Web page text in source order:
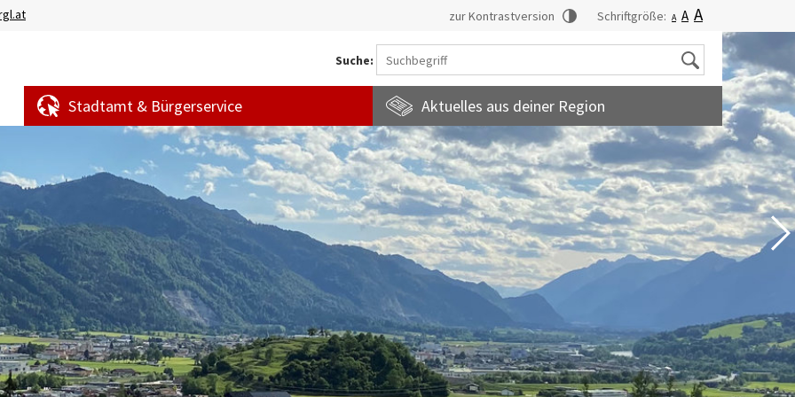
zur Kontrastversion Schriftgröße: A A A
Suche: Suche
Stadtamt & Bürgerservice Aktuelles aus deiner Region
Amtstafel
Veranstaltungen
Bürgermeldungen
Stadtmagazin
familienfreundlichegemeinde
Europainformationen